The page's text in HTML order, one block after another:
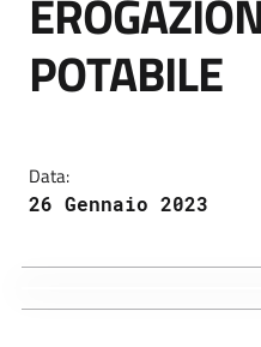
POTABILE
Data:
26 Gennaio 2023